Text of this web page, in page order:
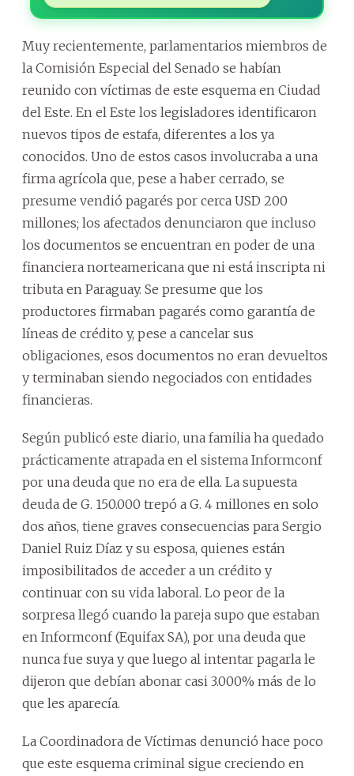
Muy recientemente, parlamentarios miembros de
la Comisión Especial del Senado se habían
reunido con víctimas de este esquema en Ciudad
del Este. En el Este los legisladores identificaron
nuevos tipos de estafa, diferentes a los ya
conocidos. Uno de estos casos involucraba a una
firma agrícola que, pese a haber cerrado, se
presume vendió pagarés por cerca USD 200
millones; los afectados denunciaron que incluso
los documentos se encuentran en poder de una
financiera norteamericana que ni está inscripta ni
tributa en Paraguay. Se presume que los
productores firmaban pagarés como garantía de
líneas de crédito y, pese a cancelar sus
obligaciones, esos documentos no eran devueltos
y terminaban siendo negociados con entidades
financieras.
Según publicó este diario, una familia ha quedado
prácticamente atrapada en el sistema Informconf
por una deuda que no era de ella. La supuesta
deuda de G. 150.000 trepó a G. 4 millones en solo
dos años, tiene graves consecuencias para Sergio
Daniel Ruiz Díaz y su esposa, quienes están
imposibilitados de acceder a un crédito y
continuar con su vida laboral. Lo peor de la
sorpresa llegó cuando la pareja supo que estaban
en Informconf (Equifax SA), por una deuda que
nunca fue suya y que luego al intentar pagarla le
dijeron que debían abonar casi 3.000% más de lo
que les aparecía.
La Coordinadora de Víctimas denunció hace poco
que este esquema criminal sigue creciendo en